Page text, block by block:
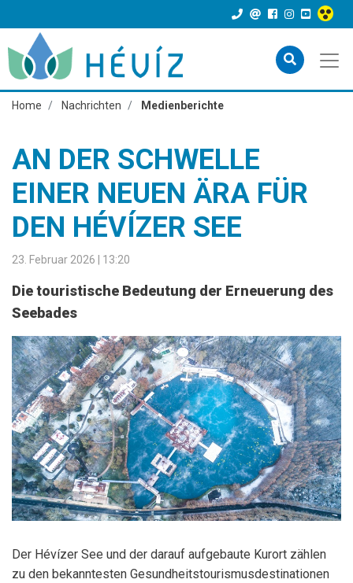
Home Nachrichten Medienberichte
AN DER SCHWELLE
EINER NEUEN ÄRA FÜR
DEN HÉVÍZER SEE
23. Februar 2026 | 13:20
Die touristische Bedeutung der Erneu­erung des
Seebades
Der Hévízer See und der darauf aufgebaute Kurort zählen
zu den bekanntesten Gesundheitstourismusdestinationen